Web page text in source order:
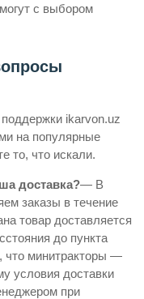
с выбором
ikarvon.uz
на популярные
то, что искали.
доставка?— В
заказы в течение
товар доставляется
до пункта
что минитракторы —
условия доставки
при